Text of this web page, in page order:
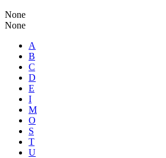
None
None
A
B
C
D
E
I
M
O
S
T
U